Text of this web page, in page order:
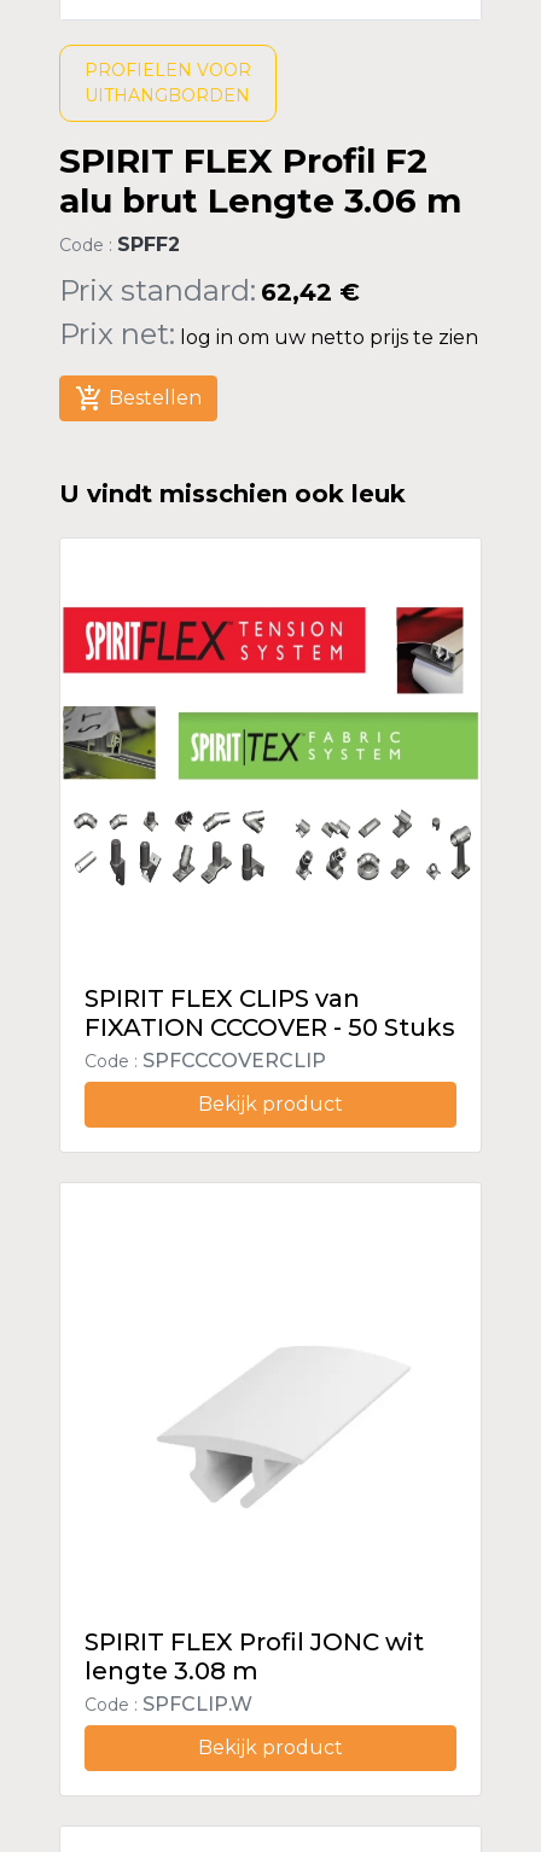
PROFIELEN VOOR
UITHANGBORDEN
SPIRIT FLEX Profil F2
alu brut Lengte 3.06 m
Code : SPFF2
Prix standard: 62,42 €
Prix net: log in om uw netto prijs te zien
add_shopping_cart Bestellen
U vindt misschien ook leuk
SPIRIT FLEX CLIPS van
FIXATION CCCOVER - 50 Stuks
Code : SPFCCCOVERCLIP
Bekijk product
SPIRIT FLEX Profil JONC wit
lengte 3.08 m
Code : SPFCLIP.W
Bekijk product